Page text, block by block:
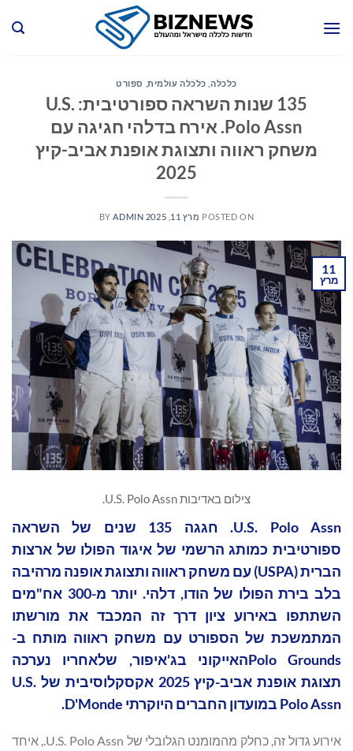
כלכלה כלכלה עולמית, ספורט
135 שנות השראה ספורטיבית: U.S.
Polo Assn. אירח בדלהי חגיגה עם
משחק ראווה ותצוגת אופנת אביב-קיץ
2025
POSTED ON מרץ 11, 2025 BY ADMIN
11
מרץ
צילום באדיבות U.S. Polo Assn.
U.S. Polo Assn. חגגה 135 שנים של השראה
ספורטיבית כמותג הרשמי של איגוד הפולו של ארצות
הברית (USPA) עם משחק ראווה ותצוגת אופנה מרהיבה
בלב בירת הפולו של הודו, דלהי. יותר מ-300 אח"מים
השתתפו באירוע ציון דרך זה המכבד את מורשתו
המתמשכת של הספורט עם משחק ראווה מותח ב-
Polo Groundsהאייקוני בג'איפור, שלאחריו נערכה
תצוגת אופנת אביב-קיץ 2025 אקסקלוסיבית של U.S.
Polo Assn במועדון החברים היוקרתי D'Monde.
אירוע גדול זה, כחלק מהמומנט הגלובלי של U.S. Polo Assn., איחד